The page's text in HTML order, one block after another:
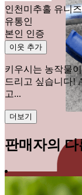
인천미추홀 유니즈
유통인
본인 인증
이웃 추가
키우시는 농작물
드리고 싶습니다!
고...
더보기
판매자의